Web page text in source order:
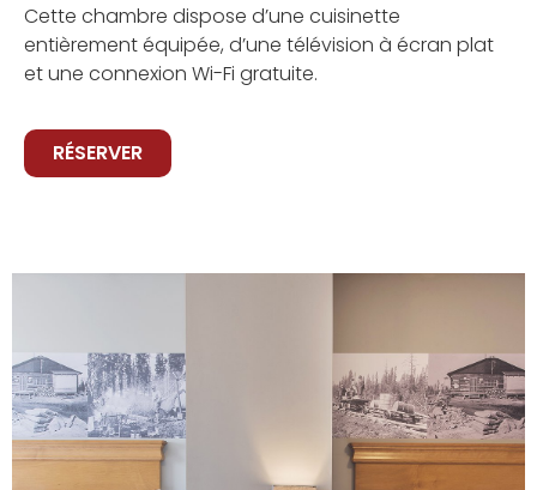
Cette chambre dispose d’une cuisinette
entièrement équipée, d’une télévision à écran plat
et une connexion Wi-Fi gratuite.
RÉSERVER